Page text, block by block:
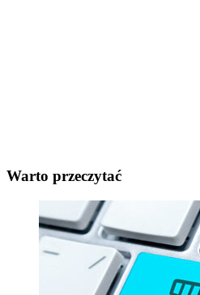
Warto przeczytać